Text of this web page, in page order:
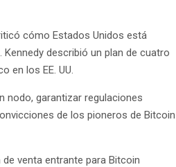
cómo Estados Unidos está
describió un plan de cuatro
en los EE. UU.
nodo, garantizar regulaciones
de los pioneros de Bitcoin
venta entrante para Bitcoin